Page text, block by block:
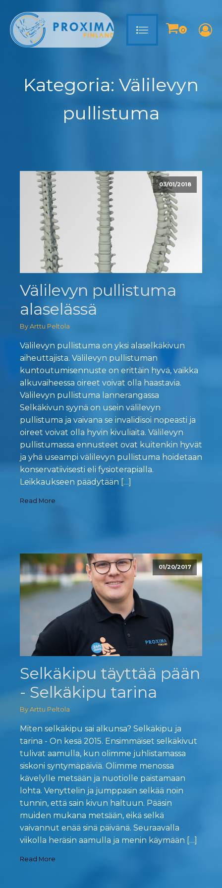
Kategoria: Välilevyn
pullistuma
03/01/2018
Välilevyn pullistuma
alaselässä
By Arttu Peltola
Välilevyn pullistuma on yksi alaselkäkivun
aiheuttajista. Välilevyn pullistuman
kuntoutumisennuste on erittäin hyvä, vaikka
alkuvaiheessa oireet voivat olla haastavia.
Välilevyn pullistuma lannerangassa
Selkäkivun syynä on usein välilevyn
pullistuma ja vaivana se invalidisoi nopeasti ja
oireet voivat olla hyvin kivuliaita. Välilevyn
pullistumassa ennusteet ovat kuitenkin hyvät
ja yhä useampi välilevyn pullistuma hoidetaan
konservatiivisesti eli fysioterapialla.
Leikkaukseen päädytään […]
Read More
01/20/2017
Selkäkipu täyttää pään
- Selkäkipu tarina
By Arttu Peltola
Miten selkäkipu sai alkunsa? Selkäkipu ja
tarina - On kesä 2015. Ensimmäiset selkäkivut
tulivat aamulla, kun olimme juhlistamassa
siskoni syntymäpäiviä. Olimme menossa
kävelylle metsään ja nuotiolle paistamaan
lohta. Venyttelin ja jumppasin selkää noin
tunnin, että sain kivun haltuun. Pääsin
muiden mukana metsään, eikä selkä
vaivannut enää sinä päivänä. Seuraavalla
viikolla heräsin aamulla ja menin käymään […]
Read More